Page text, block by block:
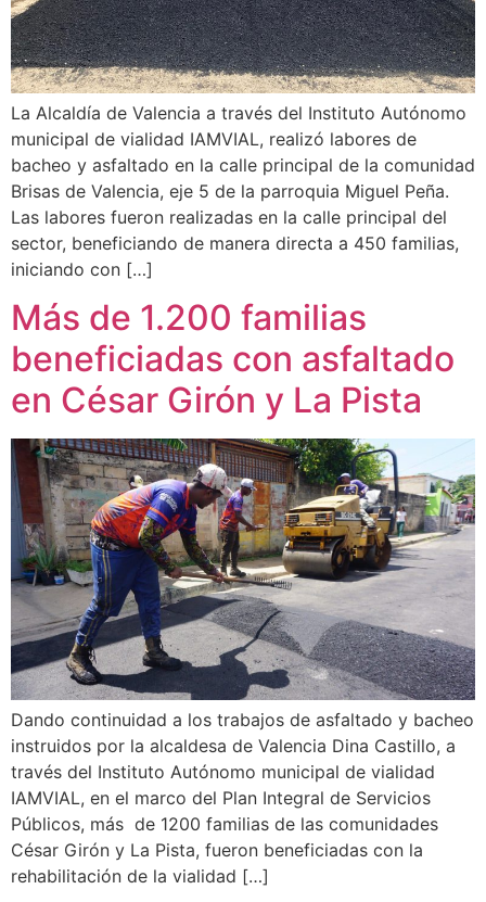
La Alcaldía de Valencia a través del Instituto Autónomo
municipal de vialidad IAMVIAL, realizó labores de
bacheo y asfaltado en la calle principal de la comunidad
Brisas de Valencia, eje 5 de la parroquia Miguel Peña.
Las labores fueron realizadas en la calle principal del
sector, beneficiando de manera directa a 450 familias,
iniciando con […]
Más de 1.200 familias
beneficiadas con asfaltado
en César Girón y La Pista
Dando continuidad a los trabajos de asfaltado y bacheo
instruidos por la alcaldesa de Valencia Dina Castillo, a
través del Instituto Autónomo municipal de vialidad
IAMVIAL, en el marco del Plan Integral de Servicios
Públicos, más de 1200 familias de las comunidades
César Girón y La Pista, fueron beneficiadas con la
rehabilitación de la vialidad […]